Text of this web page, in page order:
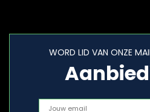
WORD LID VAN ONZE